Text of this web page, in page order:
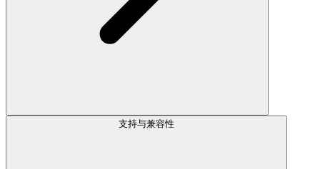
支持与兼容性